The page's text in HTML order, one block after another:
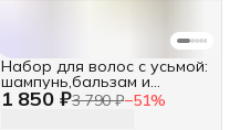
1 850 ₽3 790 ₽−51%
Набор для волос с усьмой:
шампунь,бальзам и
гидролат